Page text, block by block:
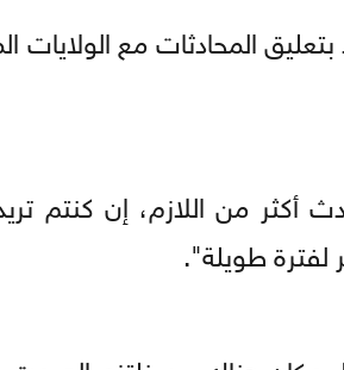
المحادثات مع الولايات
من اللازم، إن كنتم
طويلة".